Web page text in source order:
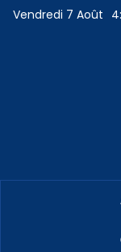
Vendredi 7 Août